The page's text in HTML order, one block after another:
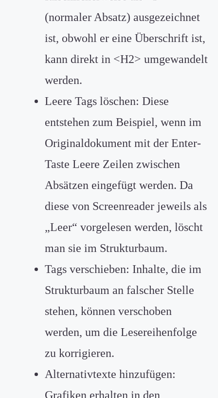
(normaler Absatz) ausgezeichnet
ist, obwohl er eine Überschrift ist,
kann direkt in <H2> umgewandelt
werden.
Leere Tags löschen: Diese
entstehen zum Beispiel, wenn im
Originaldokument mit der Enter-
Taste Leere Zeilen zwischen
Absätzen eingefügt werden. Da
diese von Screenreader jeweils als
„Leer“ vorgelesen werden, löscht
man sie im Strukturbaum.
Tags verschieben: Inhalte, die im
Strukturbaum an falscher Stelle
stehen, können verschoben
werden, um die Lesereihenfolge
zu korrigieren.
Alternativtexte hinzufügen:
Grafiken erhalten in den